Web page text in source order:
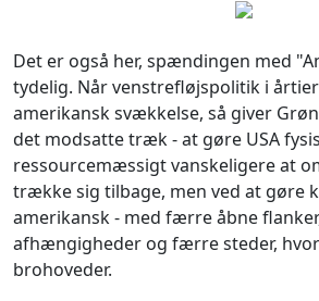
Det er også her, spændingen med
tydelig. Når venstrefløjspolitik i
amerikansk svækkelse, så giver
det modsatte træk - at gøre USA
ressourcemæssigt vanskeligere at
trække sig tilbage, men ved at gøre
amerikansk - med færre åbne
afhængigheder og færre steder,
brohoveder.